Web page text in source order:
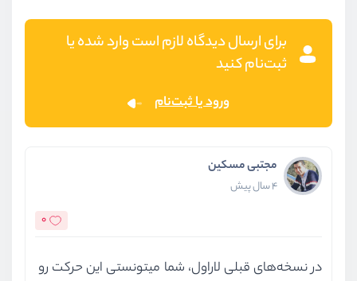
برای ارسال دیدگاه لازم است وارد شده یا
ثبت‌نام کنید
ورود یا ثبت‌نام
مجتبی مسکین
4 سال پیش
0
در نسخه‌های قبلی لاراول، شما میتونستی این حرکت رو